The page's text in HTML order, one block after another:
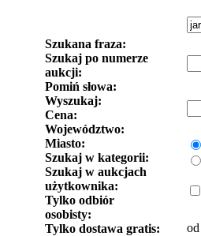
Szukana fraza:
Szukaj po numerze
aukcji:
Pomiń słowa:
Wyszukaj:
Cena:
Województwo:
Miasto:
Szukaj w kategorii:
Szukaj w aukcjach
użytkownika:
Tylko odbiór
osobisty:
Tylko dostawa gratis:
od